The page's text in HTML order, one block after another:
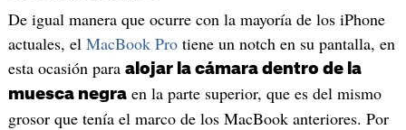
De igual manera que ocurre con la mayoría de los iPhone
actuales, el MacBook Protiene un notch en su pantalla, en
esta ocasión para alojar la cámara dentro de la
muesca negraen la parte superior, que es del mismo
grosor que tenía el marco de los MacBook anteriores. Por